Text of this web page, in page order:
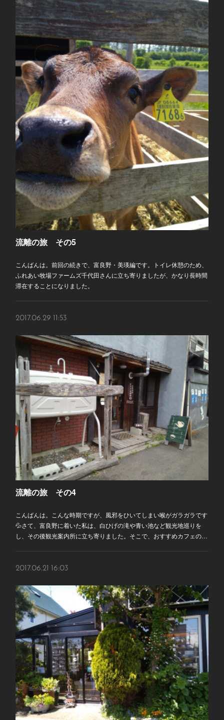
流離の旅 その5
こんばんは。前回の続きで、富良野・美瑛編です。トイレ休憩のため、
ふれあい牧場ファームズ千代田さんに立ち寄りましたが、かなり長時間
滞在することになりました。
2017.06.29 11:53
流離の旅 その4
こんばんは。こんな時期ですが、風邪をひいてしまい喉がガラガラです
💦さて、富良野に着いた私は、白ひげの滝や青い池など観光地巡りを
し、その後観光案内所に立ち寄りました。そこで、おすすめカフェの…
2017.06.21 16:03